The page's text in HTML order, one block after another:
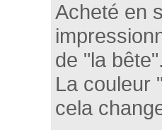
Acheté en
de "la
La couleur
cela